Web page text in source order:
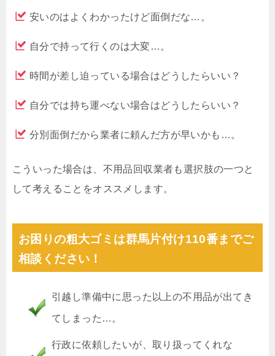
安いのはよくわかったけど面倒だな…。
自分で持って行くのは大変…。
時間が差し迫っている場合はどうしたらいい？
自分では持ち運べない場合はどうしたらいい？
分別面倒だから業者に頼んだ方が早いかも…。
こういった場合は、不用品回収業者も選択肢の一つと
して考えることをオススメします。
お困りの粗大ゴミは群馬片付け110番までご
相談ください！
引越し準備中に思った以上の不用品が出てき
てしまった…。
行政に依頼したいが、取り扱ってくれな